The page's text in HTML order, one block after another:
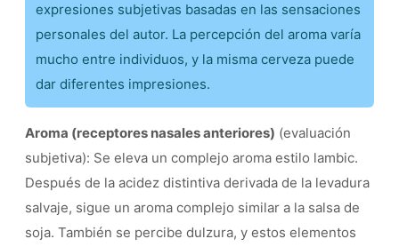
expresiones subjetivas basadas en las sensaciones
personales del autor. La percepción del aroma varía
mucho entre individuos, y la misma cerveza puede
dar diferentes impresiones.
Aroma (receptores nasales anteriores) (evaluación
subjetiva): Se eleva un complejo aroma estilo lambic.
Después de la acidez distintiva derivada de la levadura
salvaje, sigue un aroma complejo similar a la salsa de
soja. También se percibe dulzura, y estos elementos